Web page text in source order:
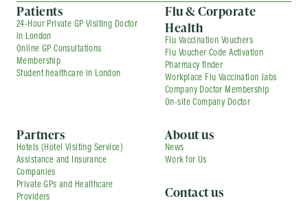
Patients
24-Hour Private GP Visiting Doctor
in London
Online GP Consultations
Membership
Student healthcare in London
Flu & Corporate
Health
Flu Vaccination Vouchers
Flu Voucher Code Activation
Pharmacy finder
Workplace Flu Vaccination Jabs
Company Doctor Membership
On-site Company Doctor
Partners
Hotels (Hotel Visiting Service)
Assistance and Insurance
Companies
Private GPs and Healthcare
Providers
About us
News
Work for Us
Contact us